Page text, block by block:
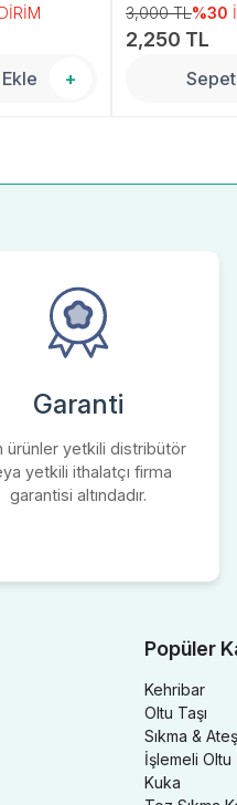
+
3,000 TL%30
2,250 TL
Garanti
ürünler yetkili distribütör
yetkili ithalatçı firma
garantisi altındadır.
Popüler
Kehribar
Oltu Taşı
Sıkma &
İşlemeli Oltu
Kuka